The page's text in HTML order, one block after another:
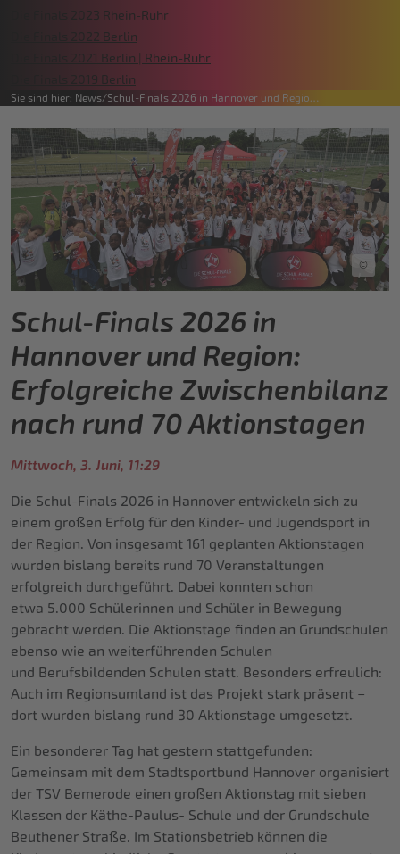
Die Finals 2023 Rhein-Ruhr
Die Finals 2022 Berlin
Die Finals 2021 Berlin | Rhein-Ruhr
Die Finals 2019 Berlin
Sie sind hier: News Schul-Finals 2026 in Hannover und Regio…
©
Schul-Finals 2026 in
Hannover und Region:
Erfolgreiche Zwischenbilanz
nach rund 70 Aktionstagen
Mittwoch, 3. Juni, 11:29
Die Schul-Finals 2026 in Hannover entwickeln sich zu
einem großen Erfolg für den Kinder- und Jugendsport in
der Region. Von insgesamt 161 geplanten Aktionstagen
wurden bislang bereits rund 70 Veranstaltungen
erfolgreich durchgeführt. Dabei konnten schon
etwa 5.000 Schülerinnen und Schüler in Bewegung
gebracht werden. Die Aktionstage finden an Grundschulen
ebenso wie an weiterführenden Schulen
und Berufsbildenden Schulen statt. Besonders erfreulich:
Auch im Regionsumland ist das Projekt stark präsent –
dort wurden bislang rund 30 Aktionstage umgesetzt.
Ein besonderer Tag hat gestern stattgefunden:
Gemeinsam mit dem Stadtsportbund Hannover organisiert
der TSV Bemerode einen großen Aktionstag mit sieben
Klassen der Käthe-Paulus- Schule und der Grundschule
Beuthener Straße. Im Stationsbetrieb können die